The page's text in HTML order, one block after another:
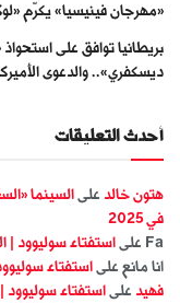
«مهرجان فينيسيا» يكرّم «لوكا
بريطانيا توافق على
ديسكفري».. والدعوى
أحدث التعليقات
هتون خالد على السينما
في 2025
Fa على استفتاء سوليوود |
انا مانع على استفتاء سوليوود
فهيد على استفتاء سوليوود |